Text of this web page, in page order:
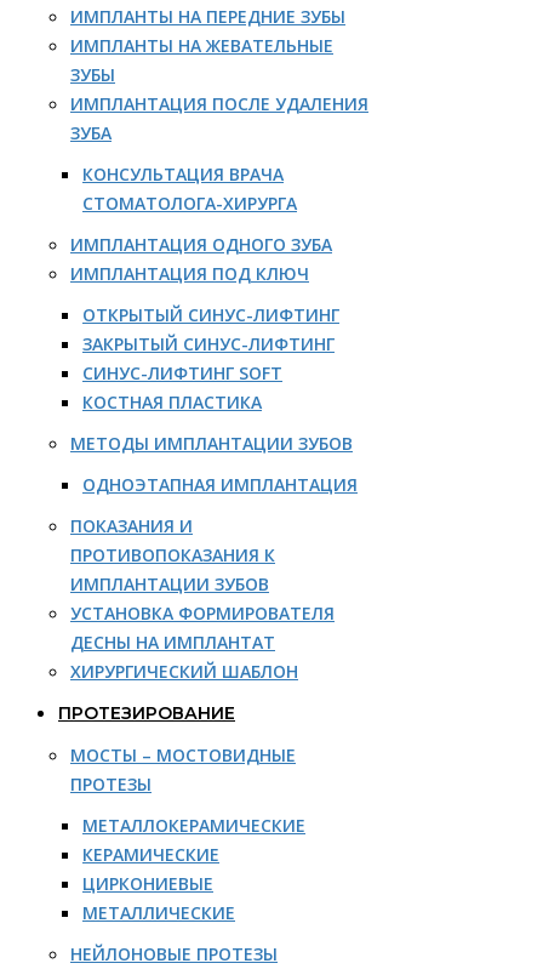
ИМПЛАНТЫ НА ПЕРЕДНИЕ ЗУБЫ
ИМПЛАНТЫ НА ЖЕВАТЕЛЬНЫЕ
ЗУБЫ
ИМПЛАНТАЦИЯ ПОСЛЕ УДАЛЕНИЯ
ЗУБА
КОНСУЛЬТАЦИЯ ВРАЧА
СТОМАТОЛОГА-ХИРУРГА
ИМПЛАНТАЦИЯ ОДНОГО ЗУБА
ИМПЛАНТАЦИЯ ПОД КЛЮЧ
ОТКРЫТЫЙ СИНУС-ЛИФТИНГ
ЗАКРЫТЫЙ СИНУС-ЛИФТИНГ
СИНУС-ЛИФТИНГ SOFT
КОСТНАЯ ПЛАСТИКА
МЕТОДЫ ИМПЛАНТАЦИИ ЗУБОВ
ОДНОЭТАПНАЯ ИМПЛАНТАЦИЯ
ПОКАЗАНИЯ И
ПРОТИВОПОКАЗАНИЯ К
ИМПЛАНТАЦИИ ЗУБОВ
УСТАНОВКА ФОРМИРОВАТЕЛЯ
ДЕСНЫ НА ИМПЛАНТАТ
ХИРУРГИЧЕСКИЙ ШАБЛОН
ПРОТЕЗИРОВАНИЕ
МОСТЫ – МОСТОВИДНЫЕ
ПРОТЕЗЫ
МЕТАЛЛОКЕРАМИЧЕСКИЕ
КЕРАМИЧЕСКИЕ
ЦИРКОНИЕВЫЕ
МЕТАЛЛИЧЕСКИЕ
НЕЙЛОНОВЫЕ ПРОТЕЗЫ